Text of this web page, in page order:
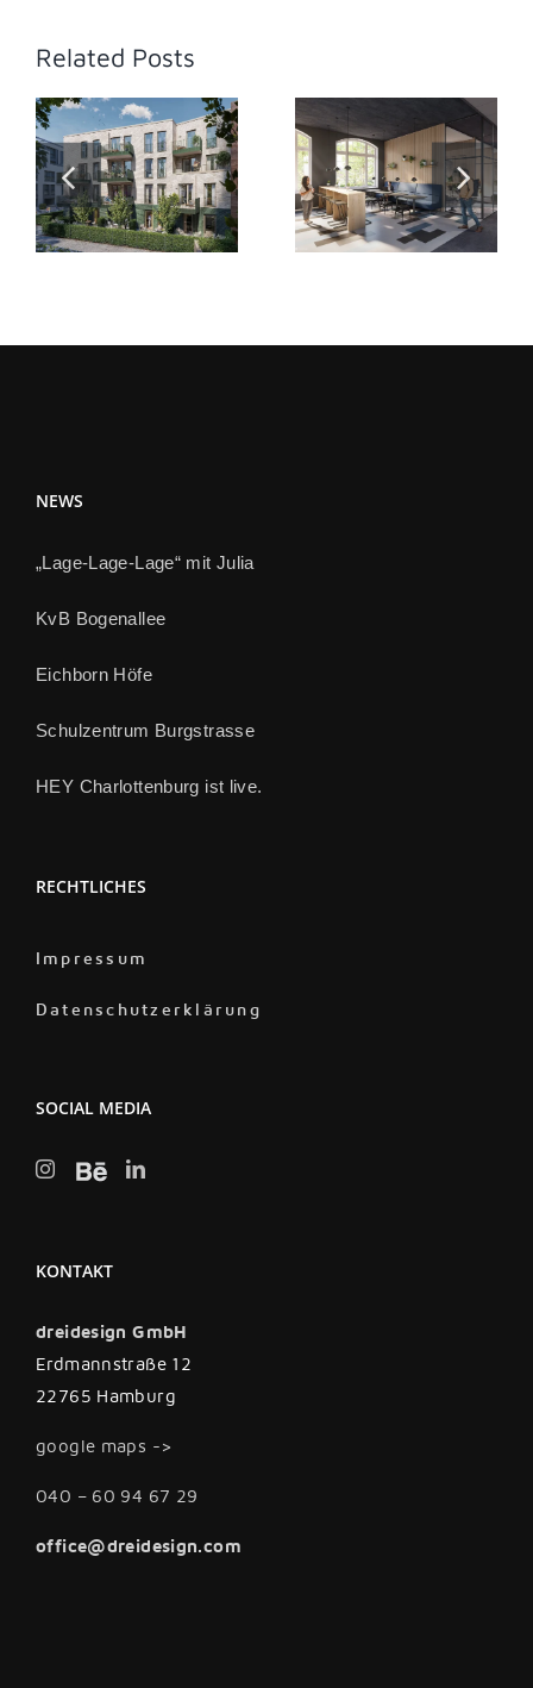
Related Posts
Eichborn Höfe
Schulzentrum
Burgstrasse
NEWS
„Lage-Lage-Lage“ mit Julia
KvB Bogenallee
Eichborn Höfe
Schulzentrum Burgstrasse
HEY Charlottenburg ist live.
RECHTLICHES
Impressum
Datenschutzerklärung
SOCIAL MEDIA
KONTAKT
dreidesign GmbH
Erdmannstraße 12
22765 Hamburg
google maps ->
040 – 60 94 67 29
office@dreidesign.com